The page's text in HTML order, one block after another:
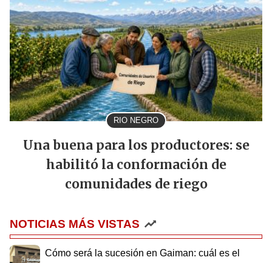
RIO NEGRO
Una buena para los productores: se
habilitó la conformación de
comunidades de riego
NOTICIAS MÁS VISTAS
Cómo será la sucesión en Gaiman: cuál es el